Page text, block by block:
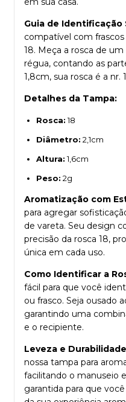
Guia de Identificação
compatível com
18. Meça a rosca de
régua, contando as
1,8cm, sua rosca é a nr.
Detalhes da Tampa:
Rosca:18
Diâmetro: 2,1cm
Altura:1,6cm
Peso: 2g
Aromatização com
para agregar
de vareta. Seu design
precisão da rosca 18,
única em cada uso.
Como Identificar a
fácil para que você
ou frasco. Seja ousado
garantindo uma
e o recipiente.
Leveza e
nossa tampa para
facilitando o manuseio
garantida para que